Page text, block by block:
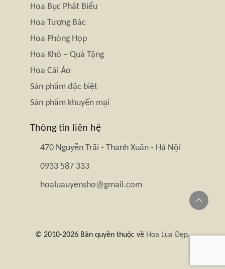
Hoa Bục Phát Biểu
Hoa Tượng Bác
Hoa Phòng Họp
Hoa Khô – Quà Tặng
Hoa Cài Áo
Sản phẩm đặc biệt
Sản phẩm khuyến mại
Thông tin liên hệ
470 Nguyễn Trãi - Thanh Xuân - Hà Nội
0933 587 333
hoaluauyensho@gmail.com
© 2010-2026 Bản quyền thuộc về Hoa Lụa Đẹp.